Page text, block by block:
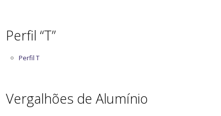
Perfil “T”
Perfil T
Vergalhões de Alumínio